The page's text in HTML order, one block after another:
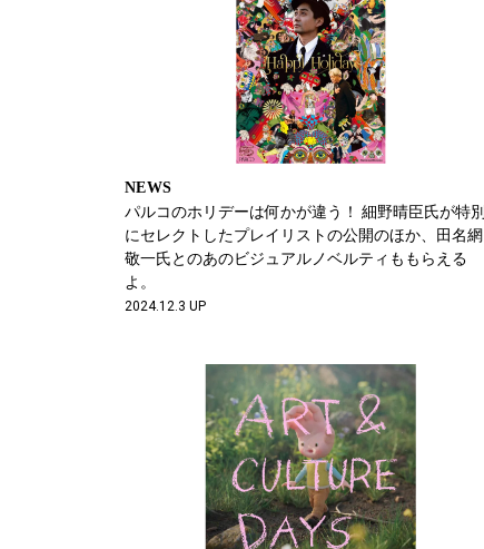
NEWS
パルコのホリデーは何かが違う！ 細野晴臣氏が特別
にセレクトしたプレイリストの公開のほか、田名網
敬一氏とのあのビジュアルノベルティももらえる
よ。
2024.12.3 UP